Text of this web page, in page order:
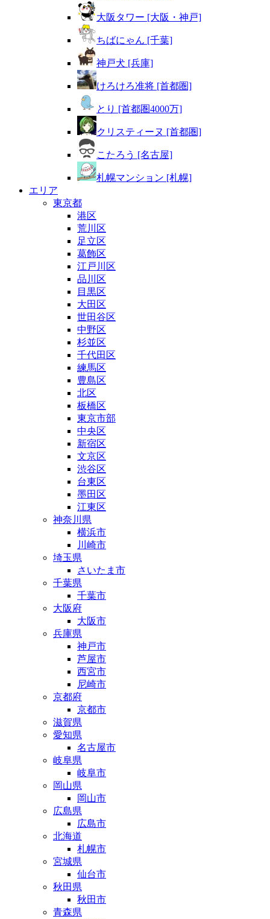
大阪タワー [大阪・神戸]
ちばにゃん [千葉]
神戸犬 [兵庫]
けろけろ准将 [首都圏]
とり [首都圏4000万]
クリスティーヌ [首都圏]
こたろう [名古屋]
札幌マンション [札幌]
エリア
東京都
港区
荒川区
足立区
葛飾区
江戸川区
品川区
目黒区
大田区
世田谷区
中野区
杉並区
千代田区
練馬区
豊島区
北区
板橋区
東京市部
中央区
新宿区
文京区
渋谷区
台東区
墨田区
江東区
神奈川県
横浜市
川崎市
埼玉県
さいたま市
千葉県
千葉市
大阪府
大阪市
兵庫県
神戸市
芦屋市
西宮市
尼崎市
京都府
京都市
滋賀県
愛知県
名古屋市
岐阜県
岐阜市
岡山県
岡山市
広島県
広島市
北海道
札幌市
宮城県
仙台市
秋田県
秋田市
青森県